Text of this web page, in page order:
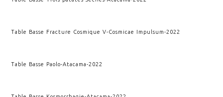
Table Basse Fracture Cosmique V-Cosmicae Impulsum-2022
Table Basse Paolo-Atacama-2022